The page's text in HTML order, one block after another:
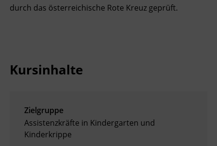
durch das österreichische Rote Kreuz geprüft.
Kursinhalte
Zielgruppe
Assistenzkräfte in Kindergarten und
Kinderkrippe